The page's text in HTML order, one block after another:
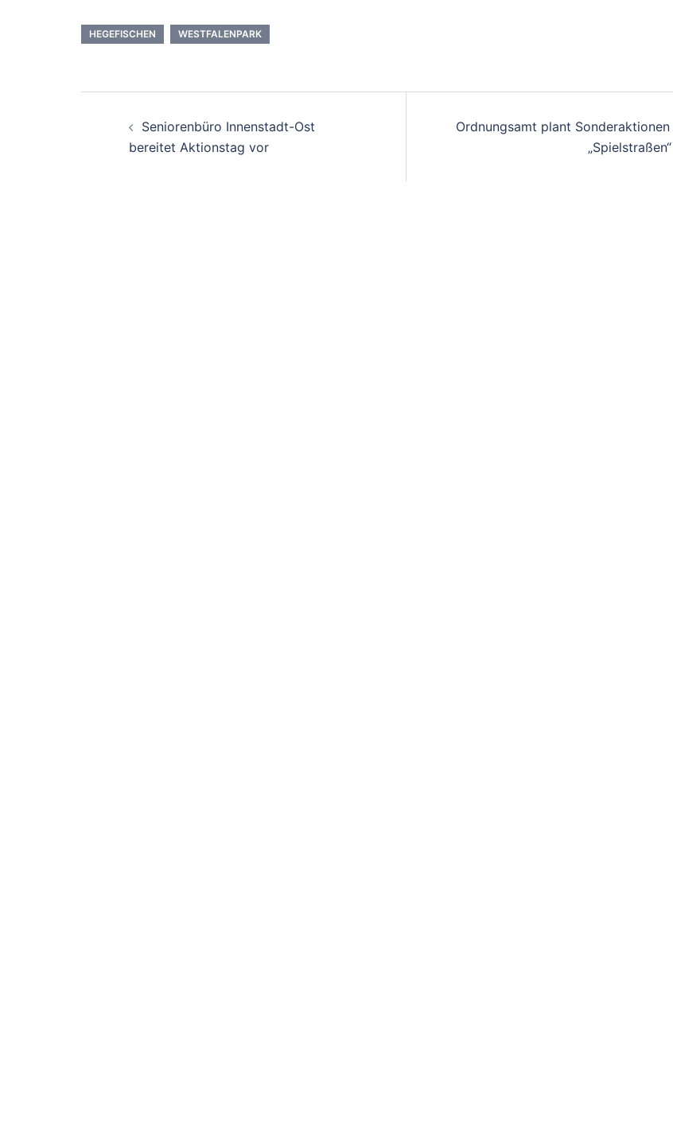
HEGEFISCHEN WESTFALENPARK
Beitrags-
Navigation
Seniorenbüro Innenstadt-Ost
bereitet Aktionstag vor
Ordnungsamt plant Sonderaktionen
„Spielstraßen“